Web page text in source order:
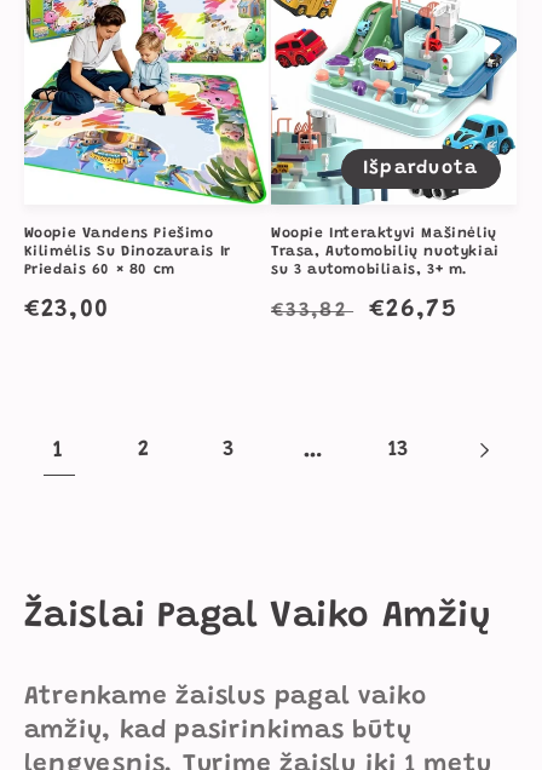
Woopie Vandens Piešimo
Kilimėlis Su Dinozaurais Ir
Priedais 60 × 80 cm
Įprasta
€23,00
Išparduota
Woopie Interaktyvi Mašinėlių
Trasa, Automobilių nuotykiai
su 3 automobiliais, 3+ m.
Įprasta
€33,82
Išpardavimo
€26,75
1 2 3 … 13
K
l
e
Žaislai Pagal Vaiko Amžių
Atrenkame žaislus pagal vaiko
amžių, kad pasirinkimas būtų